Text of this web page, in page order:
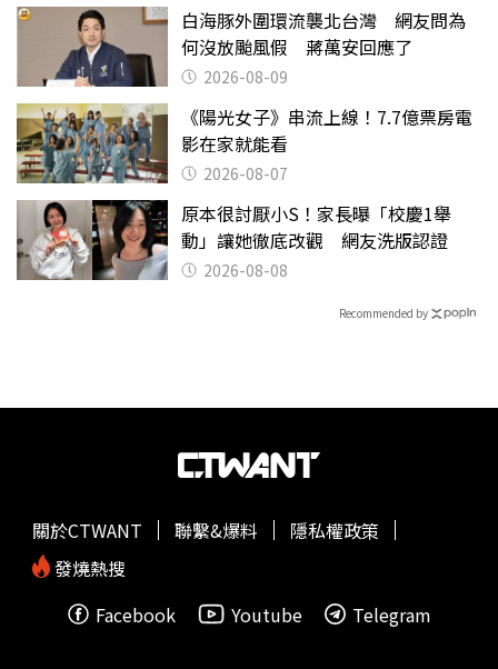
白海豚外圍環流襲北台灣 網友問為
何沒放颱風假 蔣萬安回應了
2026-08-09
《陽光女子》串流上線！7.7億票房電
影在家就能看
2026-08-07
原本很討厭小S！家長曝「校慶1舉
動」讓她徹底改觀 網友洗版認證
2026-08-08
Recommended by
關於CTWANT 聯繫&爆料
隱私權政策
發燒熱搜
Facebook
Youtube Telegram